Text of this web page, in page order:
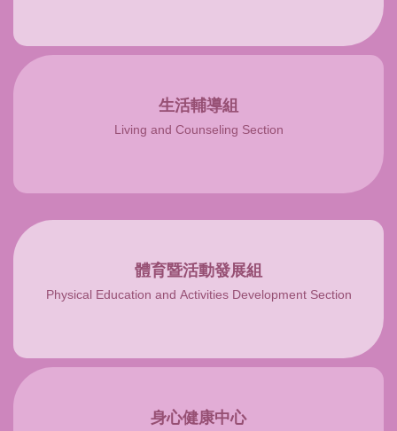
生活輔導組
Living and Counseling Section
體育暨活動發展組
Physical Education and Activities Development Section
身心健康中心